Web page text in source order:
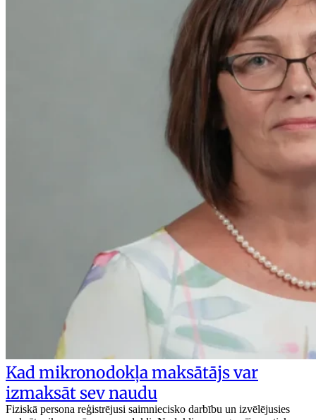
Kad mikronodokļa maksātājs var
izmaksāt sev naudu
Fiziskā persona reģistrējusi saimniecisko darbību un izvēlējusies